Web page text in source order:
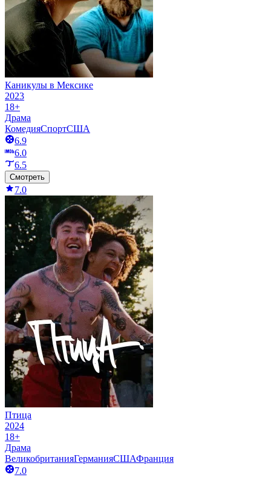
Каникулы в Мексике
2023
18+
Драма
КомедияСпортСША
6.9
6.0
6.5
Смотреть
7.0
Птица
2024
18+
Драма
ВеликобританияГерманияСШАФранция
7.0